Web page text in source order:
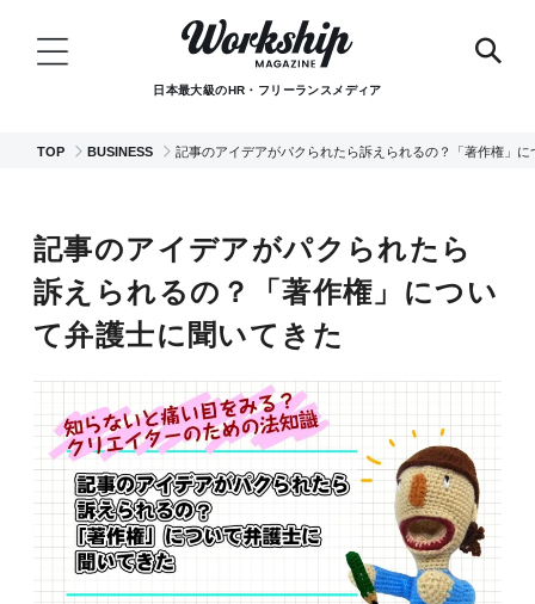
日本最大級のHR・フリーランスメディア
TOP BUSINESS 記事のアイデアがパクられたら訴えられるの？「著作権」
記事のアイデアがパクられたら
訴えられるの？「著作権」につい
て弁護士に聞いてきた